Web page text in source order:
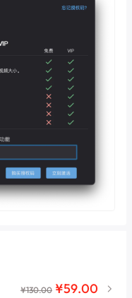
¥130.00 ¥59.00